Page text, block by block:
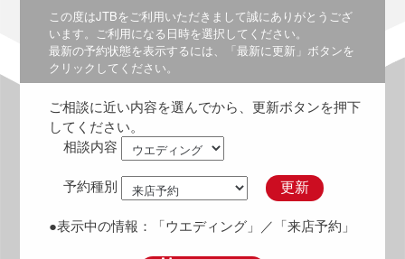
この度はJTBをご利用いただきまして誠にありがとうござ
います。ご利用になる日時を選択してください。
最新の予約状態を表示するには、「最新に更新」ボタンを
クリックしてください。
ご相談に近い内容を選んでから、更新ボタンを押下
してください。
相談内容
予約種別 更新
●表示中の情報： 「ウエディング」 ／「来店予約」
7:30
7:00
7:30
9:00